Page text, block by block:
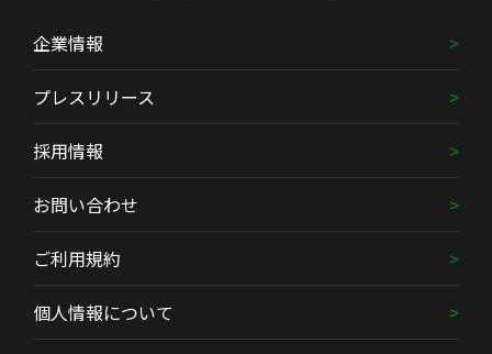
企業情報
プレスリリース
採用情報
お問い合わせ
ご利用規約
個人情報について